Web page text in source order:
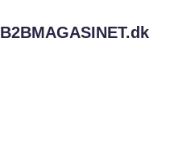
B2BMAGASINET.dk